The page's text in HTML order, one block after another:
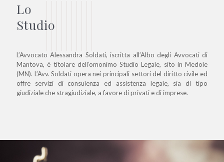
Lo
Studio
L’Avvocato Alessandra Soldati, iscritta all’Albo degli Avvocati di
Mantova, è titolare dell’omonimo Studio Legale, sito in Medole
(MN). L’Avv. Soldati opera nei principali settori del diritto civile ed
offre servizi di consulenza ed assistenza legale, sia di tipo
giudiziale che stragiudiziale, a favore di privati e di imprese.